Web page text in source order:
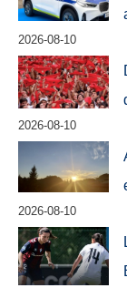
2026-08-10
2026-08-10
2026-08-10